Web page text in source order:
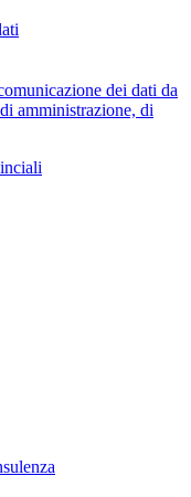
dei dati da
amministrazione, di